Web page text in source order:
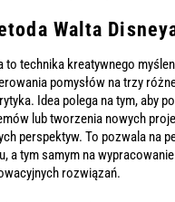
Walta
to technika kreatywnego
pomysłów na trzy
Idea polega na tym, aby
lub tworzenia nowych
perspektyw. To pozwala na
a tym samym na
rozwiązań.